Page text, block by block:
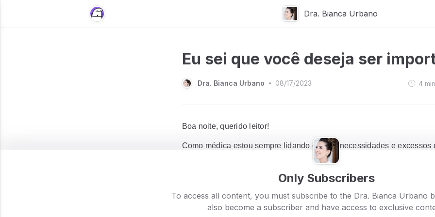
Dra. Bianca Urbano
Eu sei que você deseja ser
Dra. Bianca Urbano • 08/17/2023 4min
Boa noite, querido leitor!
Como médica estou sempre lidando com as necessidades e excessos
pacientes, de ordem material e imaterial, e hoje quero trazer aqui a
as 12 camadas da personalidade.
Dale Carnegie (1888-1955), escritor do livro "Como fazer amigos e
pessoas", diz bem no início do segundo capítulo de seu livro, com o
Only Subscribers
To access all content, you must subscribe to the Dra. Bianca Urbano
also become a subscriber and have access to exclusive